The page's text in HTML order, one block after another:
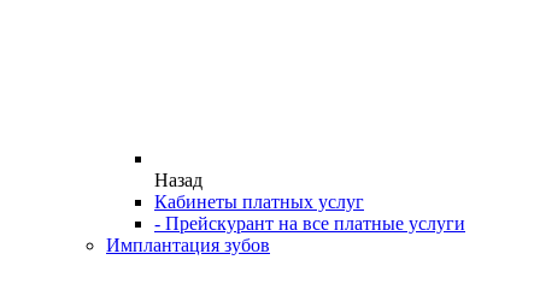
Назад
Кабинеты платных услуг
- Прейскурант на все платные услуги
Имплантация зубов